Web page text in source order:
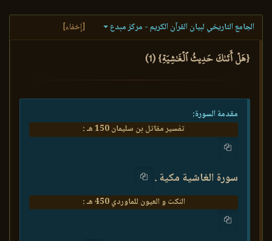
الجامع التاريخي لبيان القرآن الكريم - مركز مبدع [إخفاء]
{هَلۡ أَتَىٰكَ حَدِيثُ ٱلۡغَٰشِيَةِ} (1)
مقدمة السورة:
تفسير مقاتل بن سليمان 150 هـ :
سورة الغاشية مكية .
النكت و العيون للماوردي 450 هـ :